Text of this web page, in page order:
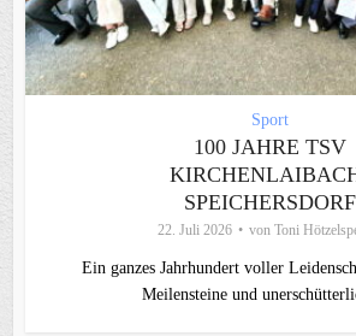
Sport
100 JAHRE TSV
SPEICHERSDORF
22. Juli 2026 von Toni
Ein ganzes Jahrhundert voller
Meilensteine und